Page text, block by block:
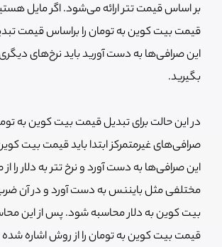
بر اساس قیمت تتر ارائه می‌شود. اگر مایل
قیمت بیت کوین به تومان را براساس قیمت
این صرافی‌ها به دست آورید باید نرخ‌های دیگری
بگیرید.
در این حالت برای تبدیل قیمت بیت کوین به
صرافی‌های غیرمتمرکز ابتدا باید قیمت بیت کوین
این صرافی‌ها به دست آورد و نرخ تتر به دلار را
مختلفی مثل بایننس به دست آورد و در آن
بیت کوین به دلار محاسبه شود. پس از این
قیمت بیت کوین به تومان را از روش اشاره